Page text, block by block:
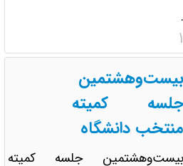
.
بیست‌وهشتمین
جلسه کمیته
منتخب دانشگاه
بیست‌وهشتمین جلسه کمیته